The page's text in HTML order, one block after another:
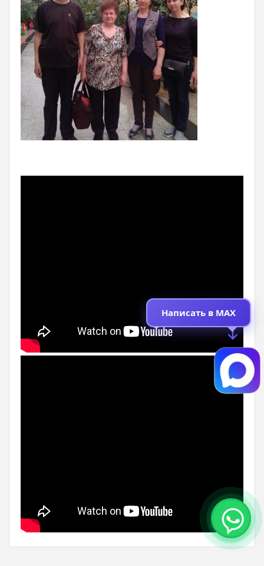
Написать в MAX